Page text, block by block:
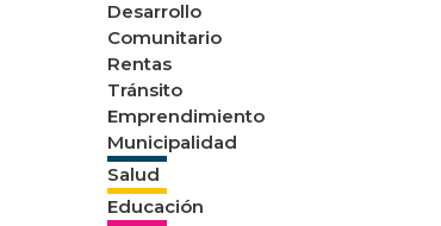
Desarrollo
Comunitario
Rentas
Tránsito
Emprendimiento
Municipalidad
Salud
Educación